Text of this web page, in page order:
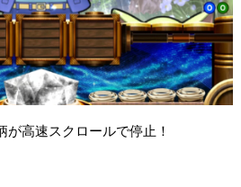
が高速スクロールで停止！